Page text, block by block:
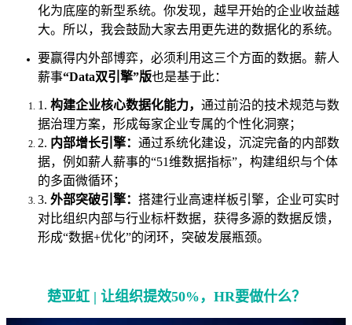
化为底座的新型系统。你发现，越早开始的企业收益越
大。所以，我会鼓励大家去用更先进的数据化的系统。
要赢得内外部博弈，必须利用这三个方面的数据。薪人
薪事“Data双引擎”版也是基于此：
1. 构建企业核心数据化能力， 通过前沿的技术规范与数
据治理方案，形成每家企业专属的个性化洞察；
2. 内部增长引擎： 通过系统化建设，沉淀完备的内部数
据，例如薪人薪事的“51维数据指标”，构建组织与个体
的多面微循环；
3. 外部突破引擎： 搭建行业高速样板引擎，企业可实时
对比组织内部与行业标杆数据，获得多源的数据反馈，
形成“数据+优化”的闭环，突破发展瓶颈。
楚亚虹 | 让组织提效50%，HR要做什么？